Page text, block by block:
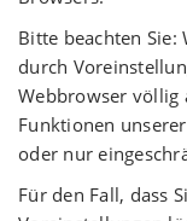
Bitte beachten Sie:
durch
Webbrowser völlig
Funktionen
oder nur
Für den Fall, dass